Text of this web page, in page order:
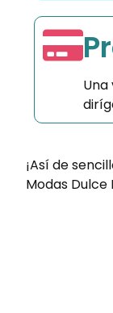
¡Así de
Modas Dulce